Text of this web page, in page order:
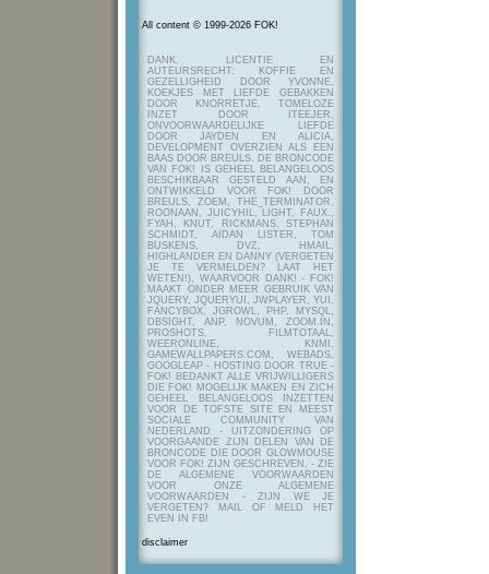
All content © 1999-2026 FOK!
DANK, LICENTIE EN
AUTEURSRECHT: KOFFIE EN
GEZELLIGHEID DOOR YVONNE,
KOEKJES MET LIEFDE GEBAKKEN
DOOR KNORRETJE, TOMELOZE
INZET DOOR ITEEJER,
ONVOORWAARDELIJKE LIEFDE
DOOR JAYDEN EN ALICIA,
DEVELOPMENT OVERZIEN ALS EEN
BAAS DOOR BREULS. DE BRONCODE
VAN FOK! IS GEHEEL BELANGELOOS
BESCHIKBAAR GESTELD AAN, EN
ONTWIKKELD VOOR FOK! DOOR
BREULS, ZOEM, THE_TERMINATOR,
ROONAAN, JUICYHIL, LIGHT, FAUX.,
FYAH, KNUT, RICKMANS, STEPHAN
SCHMIDT, AIDAN LISTER, TOM
BUSKENS, DVZ, HMAIL,
HIGHLANDER EN DANNY (VERGETEN
JE TE VERMELDEN? LAAT HET
WETEN!), WAARVOOR DANK! - FOK!
MAAKT ONDER MEER GEBRUIK VAN
JQUERY, JQUERYUI, JWPLAYER, YUI,
FANCYBOX, JGROWL, PHP, MYSQL,
DBSIGHT, ANP, NOVUM, ZOOM.IN,
PROSHOTS, FILMTOTAAL,
WEERONLINE, KNMI,
GAMEWALLPAPERS.COM, WEBADS,
GOOGLEAP - HOSTING DOOR TRUE -
FOK! BEDANKT ALLE VRIJWILLIGERS
DIE FOK! MOGELIJK MAKEN EN ZICH
GEHEEL BELANGELOOS INZETTEN
VOOR DE TOFSTE SITE EN MEEST
SOCIALE COMMUNITY VAN
NEDERLAND - UITZONDERING OP
VOORGAANDE ZIJN DELEN VAN DE
BRONCODE DIE DOOR GLOWMOUSE
VOOR FOK! ZIJN GESCHREVEN. - ZIE
DE ALGEMENE VOORWAARDEN
VOOR ONZE ALGEMENE
VOORWAARDEN - ZIJN WE JE
VERGETEN? MAIL OF MELD HET
EVEN IN FB!
disclaimer